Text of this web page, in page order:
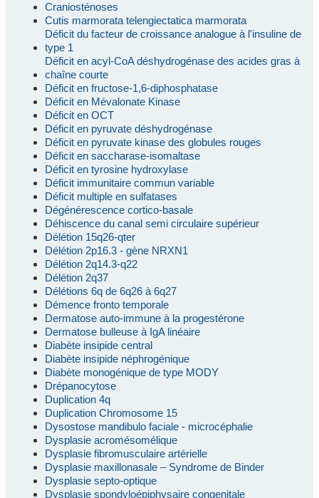
Craniosténoses
Cutis marmorata telengiectatica marmorata
Déficit du facteur de croissance analogue à l'insuline de
type 1
Déficit en acyl-CoA déshydrogénase des acides gras à
chaîne courte
Déficit en fructose-1,6-diphosphatase
Déficit en Mévalonate Kinase
Déficit en OCT
Déficit en pyruvate déshydrogénase
Déficit en pyruvate kinase des globules rouges
Déficit en saccharase-isomaltase
Déficit en tyrosine hydroxylase
Déficit immunitaire commun variable
Déficit multiple en sulfatases
Dégénérescence cortico-basale
Déhiscence du canal semi circulaire supérieur
Délétion 15q26-qter
Délétion 2p16.3 - gène NRXN1
Délétion 2q14.3-q22
Délétion 2q37
Délétions 6q de 6q26 à 6q27
Démence fronto temporale
Dermatose auto-immune à la progestérone
Dermatose bulleuse à IgA linéaire
Diabète insipide central
Diabète insipide néphrogénique
Diabète monogénique de type MODY
Drépanocytose
Duplication 4q
Duplication Chromosome 15
Dysostose mandibulo faciale - microcéphalie
Dysplasie acromésomélique
Dysplasie fibromusculaire artérielle
Dysplasie maxillonasale – Syndrome de Binder
Dysplasie septo-optique
Dysplasie spondyloépiphysaire congenitale